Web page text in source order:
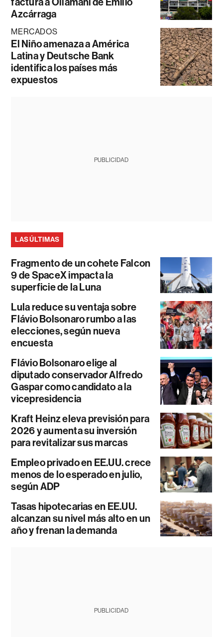
Azcárraga
MERCADOS
El Niño amenaza a América
Latina y Deutsche Bank
identifica los países más
expuestos
PUBLICIDAD
LAS ÚLTIMAS
Fragmento de un cohete Falcon
9 de SpaceX impacta la
superficie de la Luna
Lula reduce su ventaja sobre
Flávio Bolsonaro rumbo a las
elecciones, según nueva
encuesta
Flávio Bolsonaro elige al
diputado conservador Alfredo
Gaspar como candidato a la
vicepresidencia
Kraft Heinz eleva previsión para
2026 y aumenta su inversión
para revitalizar sus marcas
Empleo privado en EE.UU. crece
menos de lo esperado en julio,
según ADP
Tasas hipotecarias en EE.UU.
alcanzan su nivel más alto en un
año y frenan la demanda
PUBLICIDAD